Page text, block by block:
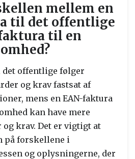
mellem en
til det offentlige
til en
det offentlige følger
og krav fastsat af
mens en EAN-faktura
kan have mere
krav. Det er vigtigt at
forskellene i
og oplysningerne, der